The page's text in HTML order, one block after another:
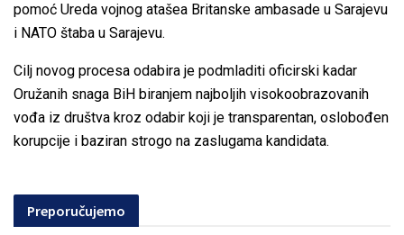
pomoć Ureda vojnog atašea Britanske ambasade u Sarajevu
i NATO štaba u Sarajevu.
Cilj novog procesa odabira je podmladiti oficirski kadar
Oružanih snaga BiH biranjem najboljih visokoobrazovanih
vođa iz društva kroz odabir koji je transparentan, oslobođen
korupcije i baziran strogo na zaslugama kandidata.
Preporučujemo